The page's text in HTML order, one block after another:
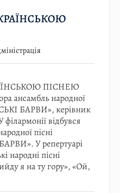
ПІСНЕЮ
ансамбль народної
БАРВИ», керівник
відбувся
пісні
У репертуарі
народні пісні
я на ту гору», «Ой,